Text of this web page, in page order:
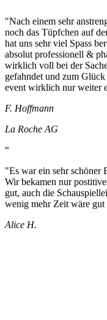
"Nach einem sehr
noch das Tüpfchen auf
hat uns sehr viel Spass
absolut professionell &
wirklich voll bei der
gefahndet und zum
event wirklich nur weiter
F. Hoffmann
La Roche AG
“
"Es war ein sehr schöner
Wir bekamen nur
gut, auch die
wenig mehr Zeit wäre gut
Alice H.